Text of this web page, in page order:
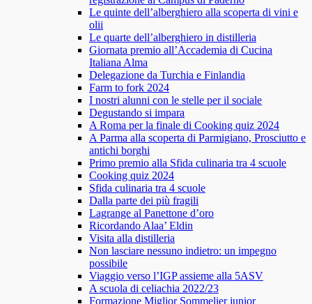
Le quinte dell’alberghiero alla scoperta di vini e
olii
Le quarte dell’alberghiero in distilleria
Giornata premio all’Accademia di Cucina
Italiana Alma
Delegazione da Turchia e Finlandia
Farm to fork 2024
I nostri alunni con le stelle per il sociale
Degustando si impara
A Roma per la finale di Cooking quiz 2024
A Parma alla scoperta di Parmigiano, Prosciutto e
antichi borghi
Primo premio alla Sfida culinaria tra 4 scuole
Cooking quiz 2024
Sfida culinaria tra 4 scuole
Dalla parte dei più fragili
Lagrange al Panettone d’oro
Ricordando Alaa’ Eldin
Visita alla distilleria
Non lasciare nessuno indietro: un impegno
possibile
Viaggio verso l’IGP assieme alla 5ASV
A scuola di celiachia 2022/23
Formazione Miglior Sommelier junior